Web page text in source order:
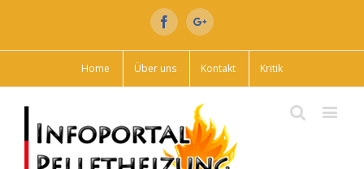
FacebookGoogle+
Home Über uns Kontakt Kritik